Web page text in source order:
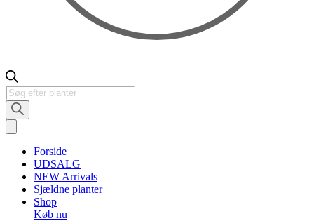
Products
search
Forside
UDSALG
NEW Arrivals
Sjældne planter
Shop
Køb nu